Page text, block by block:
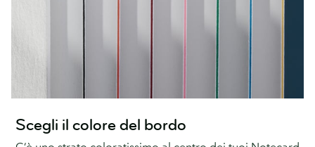
Scegli il colore del bordo